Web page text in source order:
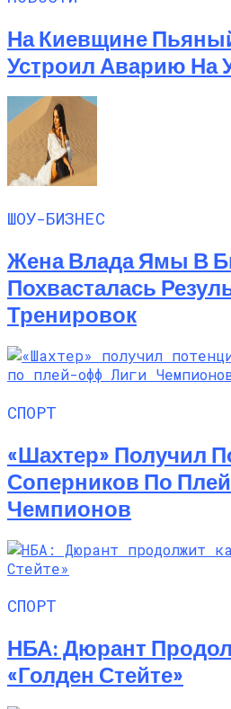
На Киевщине
Устроил Аварию На
ШОУ-БИЗНЕС
Жена Влада Ямы В
Похвасталась
Тренировок
СПОРТ
«Шахтер» Получил
Соперников По
Чемпионов
СПОРТ
НБА: Дюрант
«Голден Стейте»